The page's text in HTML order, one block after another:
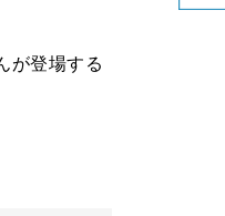
が登場する